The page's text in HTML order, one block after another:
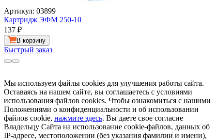
Артикул: 03899
Картридж ЭФМ 250-10
137 ₽
В корзину
Быстрый заказ
Мы используем файлы cookies для улучшения работы сайта.
Оставаясь на нашем сайте, вы соглашаетесь с условиями
использования файлов cookies. Чтобы ознакомиться с нашими
Положениями о конфиденциальности и об использовании
файлов cookie, нажмите здесь. Вы даете свое согласие
Владельцу Сайта на использование cookie-файлов, данных об
IP-адресе, местоположении (без указания фамилии и имени),